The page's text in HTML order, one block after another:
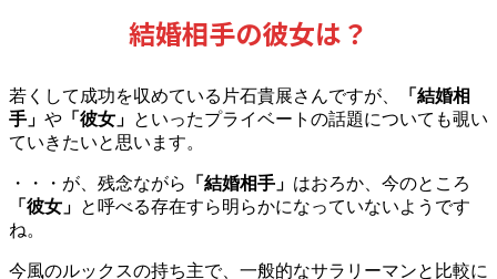
結婚相手の彼女は？
若くして成功を収めている片石貴展さんですが、
「結婚相
手」 や 「彼女」 といったプライベートの話題についても覗い
ていきたいと思います。
・・・が、残念ながら 「結婚相手」 はおろか、今のところ
「彼女」 と呼べる存在すら明らかになっていないようです
ね。
今風のルックスの持ち主で、一般的なサラリーマンと比較に